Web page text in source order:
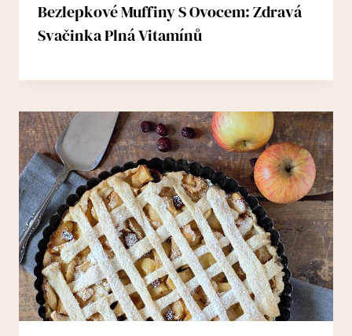
Bezlepkové Muffiny S Ovocem: Zdravá
Svačinka Plná Vitamínů